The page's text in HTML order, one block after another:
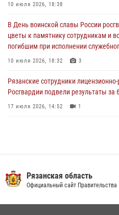
подразделений за первое
16 июля 2026, 11:36 2
10 июля 2026, 18:38
В День воинской славы России
цветы к памятнику сотрудникам и
погибшим при исполнении
10 июля 2026, 18:32 3
Рязанские сотрудники
Росгвардии подвели результаты за
17 июля 2026, 14:52 1
Вневедомственная охрана подвела
подразделений за первое полугодие
Рязанская область
Официальный сайт Правительства